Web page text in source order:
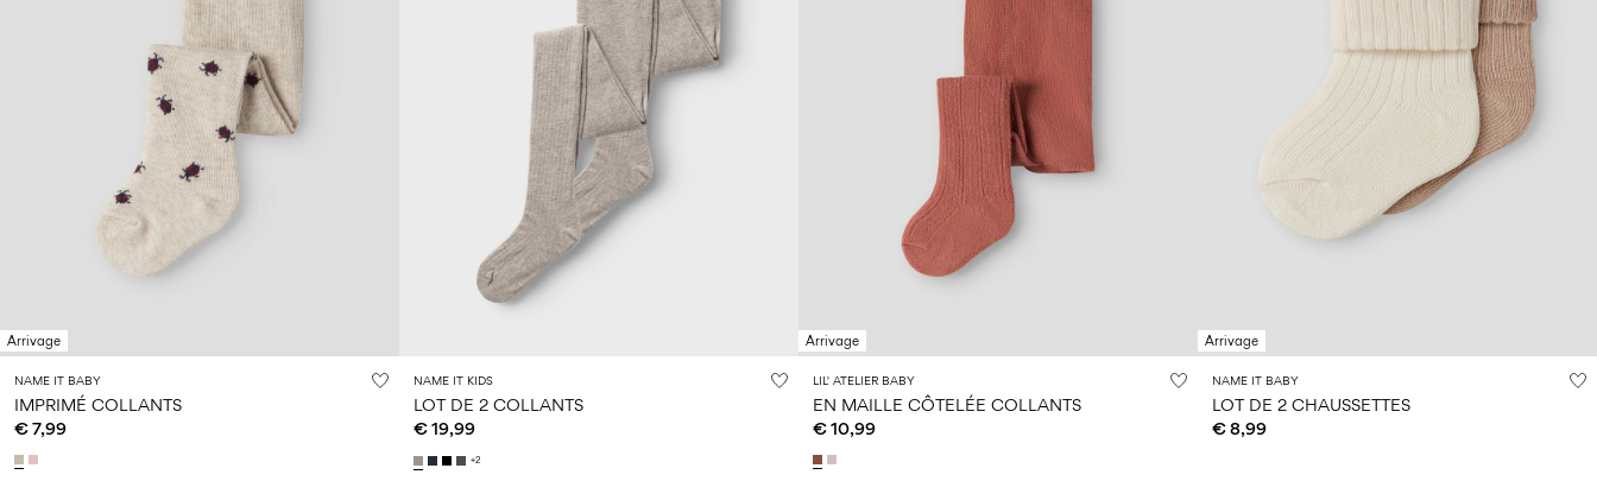
Arrivage
NAME IT BABY
IMPRIMÉ COLLANTS
€ 7,99
NAME IT KIDS
LOT DE 2 COLLANTS
€ 19,99
+2
Arrivage
LIL' ATELIER BABY
EN MAILLE CÔTELÉE COLLANTS
€ 10,99
Arrivage
NAME IT BABY
LOT DE 2 CHAUSSETTES
€ 8,99